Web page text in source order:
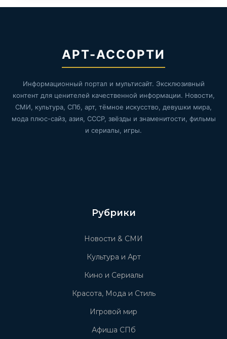
АРТ-АССОРТИ
Информационный портал и мультисайт. Эксклюзивный
контент для ценителей качественной информации. Новости,
СМИ, культура, СПб, арт, тёмное искусство, девушки мира,
мода плюс-сайз, азия, СССР, звёзды и знаменитости, фильмы
и сериалы, игры.
Рубрики
Новости & СМИ
Культура и Арт
Кино и Сериалы
Красота, Мода и Стиль
Игровой мир
Афиша СПб